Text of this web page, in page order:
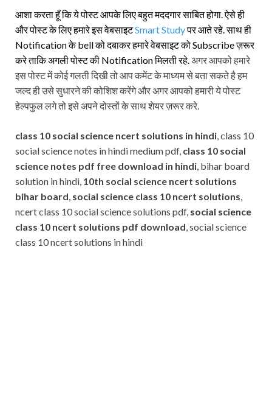
आशा करता हूँ कि ये पोस्ट आपके लिए बहुत मददगार साबित होगा. ऐसे ही
और पोस्ट के लिए हमारे इस वेबसाइटSmart Studyपर आते रहे. साथ ही
Notification के bell को दबाकर हमारे वेबसाइट को Subscribe ज़रूर
करे ताकि अगली पोस्ट की Notification मिलती रहे. अगर आपको हमारे
इस पोस्ट में कोई गलती दिखी तो आप कमेंट के माध्यम से बता सकते है हम
जल्द ही उसे सुधारने की कोशिश करेंगे और अगर आपको हमारी ये पोस्ट
हेल्पफुल लगे तो इसे अपने दोस्तों के साथ शेयर ज़रूर करे.
class 10 social science ncert solutions in hindi , class 10
social science notes in hindi medium pdf, class 10 social
science notes pdf free download in hindi , bihar board
solution in hindi, 10th social science ncert solutions
bihar board social science class 10 ncert solutions
ncert class 10 social science solutions pdf, social science
class 10 ncert solutions pdf download , social science
class 10 ncert solutions in hindi